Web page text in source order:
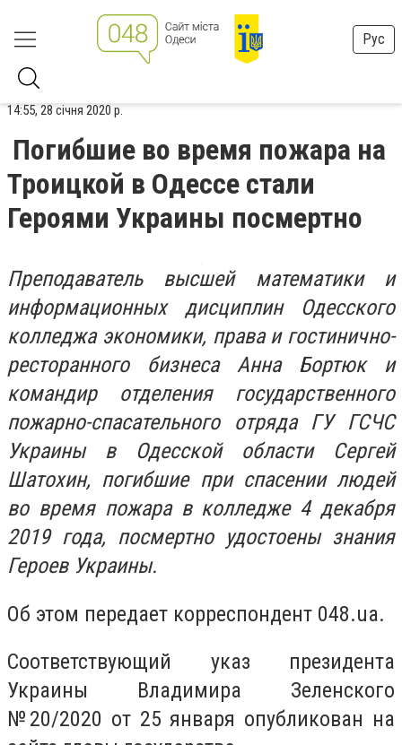
Рус
14:55, 28 січня 2020 р.
Погибшие во время пожара на
Троицкой в Одессе стали
Героями Украины посмертно
Преподаватель высшей математики и
информационных дисциплин Одесского
колледжа экономики, права и гостинично-
ресторанного бизнеса Анна Бортюк и
командир отделения государственного
пожарно-спасательного отряда ГУ ГСЧС
Украины в Одесской области Сергей
Шатохин, погибшие при спасении людей
во время пожара в колледже 4 декабря
2019 года, посмертно удостоены знания
Героев Украины.
Об этом передает корреспондент 048.ua.
Соответствующий указ президента
Украины Владимира Зеленского
№20/2020 от 25 января опубликован на